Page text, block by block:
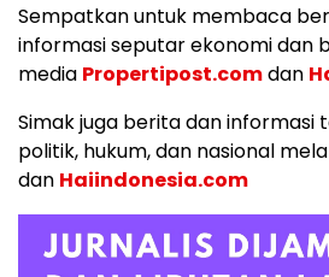
Sempatkan untuk membaca
informasi seputar ekonomi dan
media Propertipost.comdan
Simak juga berita dan informasi
politik, hukum, dan nasional
dan Haiindonesia.com